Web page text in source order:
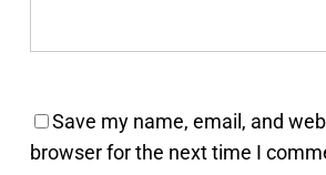
Save my name, email, and
browser for the next time I